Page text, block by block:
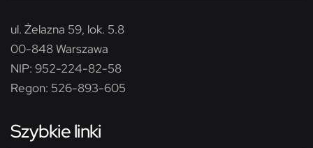
ul. Żelazna 59, lok. 5.8
00-848 Warszawa
NIP: 952-224-82-58
Regon: 526-893-605
Szybkie linki